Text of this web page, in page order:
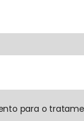
para o